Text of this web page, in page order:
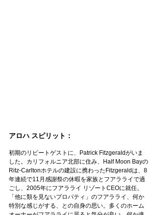
アロハ スピリット：
初期のリピートゲストに、Patrick Fitzgeraldがいま
した。カリフォルニア北部に住み、Half Moon Bayの
Ritz-Carltonホテルの建設に携わったFitzgeraldは、8
年連続で11月感謝祭の休暇を家族とフアラライで過
ごし、2005年にフアラライ リゾートCEOに就任。
「他に類を見ないプロパティ」のフアラライ、何か
特別な感じがする、との自身の思い。多くのホーム